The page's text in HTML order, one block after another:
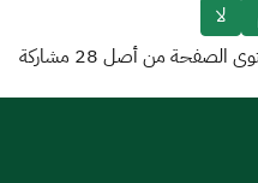
لا
الصفحة من أصل 28 مشاركة